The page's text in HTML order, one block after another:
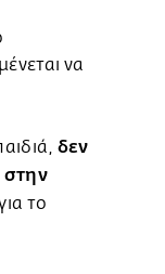
να
δεν
στην
το